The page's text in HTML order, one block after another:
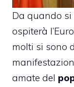
Da quando si
ospiterà
molti si sono
amate del